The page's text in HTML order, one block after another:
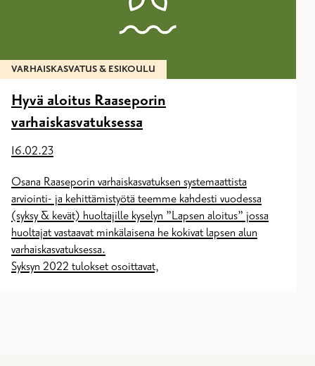
VARHAISKASVATUS & ESIKOULU
Hyvä aloitus Raaseporin
varhaiskasvatuksessa
16.02.23
Osana Raaseporin varhaiskasvatuksen systemaattista
arviointi- ja kehittämistyötä teemme kahdesti vuodessa
(syksy & kevät) huoltajille kyselyn ”Lapsen aloitus” jossa
huoltajat vastaavat minkälaisena he kokivat lapsen alun
varhaiskasvatuksessa.
Syksyn 2022 tulokset osoittavat,